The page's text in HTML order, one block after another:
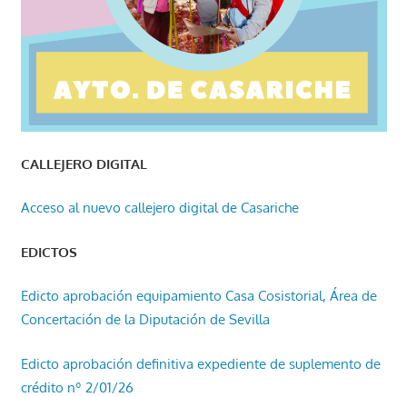
CALLEJERO DIGITAL
Acceso al nuevo callejero digital de Casariche
EDICTOS
Edicto aprobación equipamiento Casa Cosistorial, Área de
Concertación de la Diputación de Sevilla
Edicto aprobación definitiva expediente de suplemento de
crédito nº 2/01/26